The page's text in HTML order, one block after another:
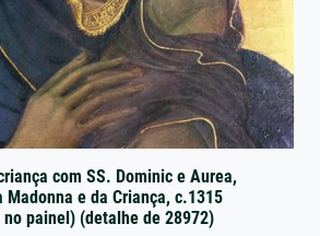
com SS. Dominic e Aurea,
Madonna e da Criança, c.1315
no painel) (detalhe de 28972)